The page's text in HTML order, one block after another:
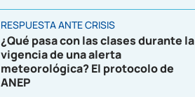
RESPUESTA ANTE CRISIS
¿Qué pasa con las clases durante la
vigencia de una alerta
meteorológica? El protocolo de
ANEP